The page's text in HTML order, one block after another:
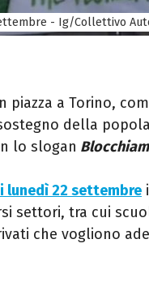
- Ig/Collettivo
piazza a Torino,
della
lo slogan
lunedì 22 settembre
settori, tra cui
che vogliono